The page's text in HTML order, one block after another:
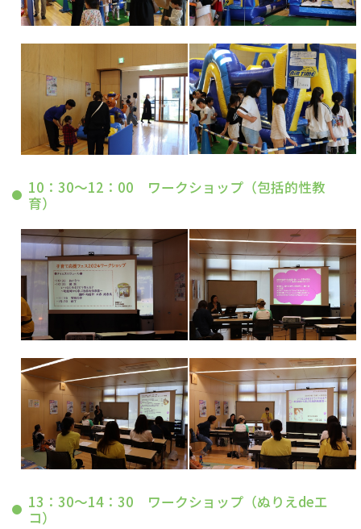
10：30～12：00 ワークショップ（包括的性教
育）
13：30～14：30 ワークショップ（ぬりえdeエ
コ）